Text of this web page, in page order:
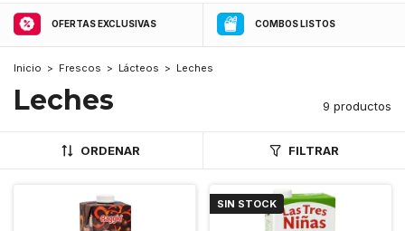
OFERTAS EXCLUSIVAS COMBOS LISTOS
Inicio > Frescos > Lácteos > Leches
Leches 9 productos
ORDENAR FILTRAR
SIN STOCK